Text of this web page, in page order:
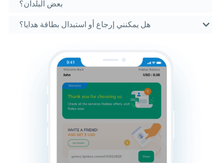
بعض البلدان؟
هل يمكنني إرجاع أو استبدال بطاقة هدايا؟